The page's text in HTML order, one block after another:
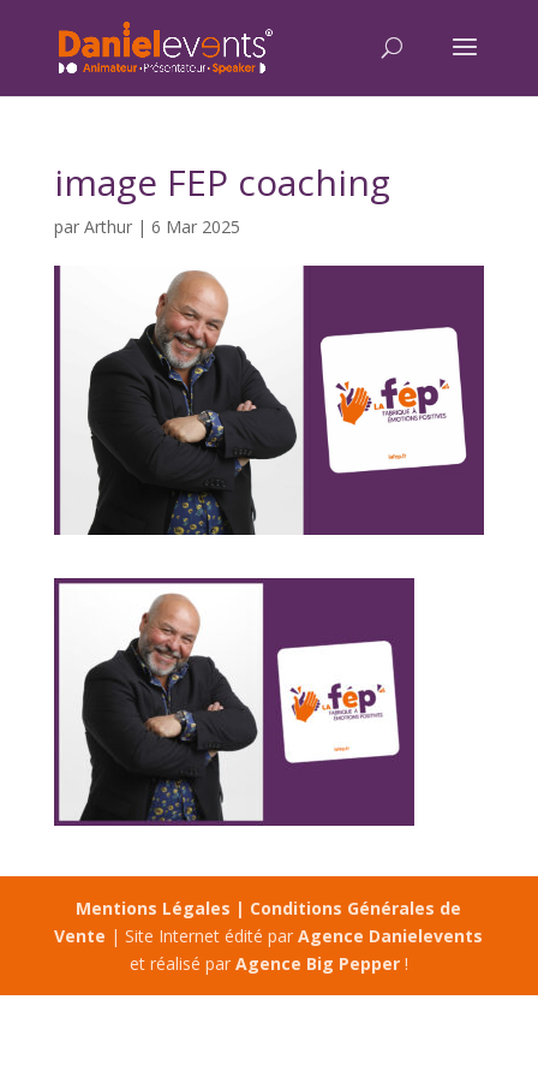
image FEP coaching
par Arthur| 6 Mar 2025
Mentions Légales | Conditions Générales de
Vente | Site Internet édité parAgence Danielevents
et réalisé par Agence Big Pepper!